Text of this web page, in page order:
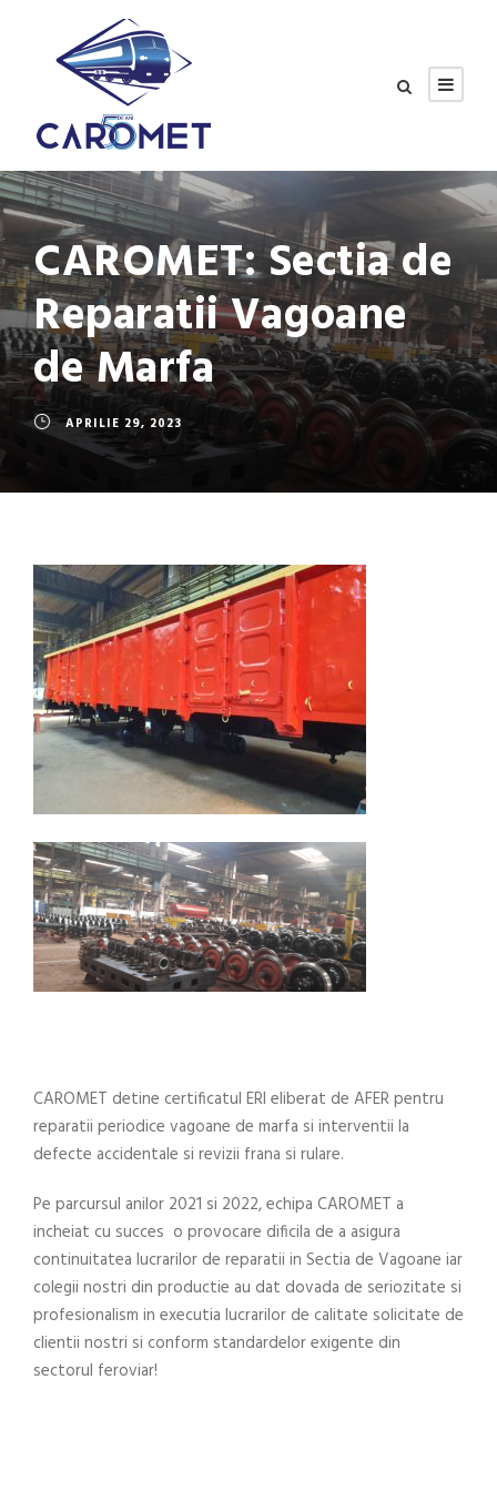
CAROMET: Sectia de
Reparatii Vagoane
de Marfa
APRILIE 29, 2023
CAROMET detine certificatul ERI eliberat de AFER pentru
reparatii periodice vagoane de marfa si interventii la
defecte accidentale si revizii frana si rulare.
Pe parcursul anilor 2021 si 2022, echipa CAROMET a
incheiat cu succes o provocare dificila de a asigura
continuitatea lucrarilor de reparatii in Sectia de Vagoane iar
colegii nostri din productie au dat dovada de seriozitate si
profesionalism in executia lucrarilor de calitate solicitate de
clientii nostri si conform standardelor exigente din
sectorul feroviar!